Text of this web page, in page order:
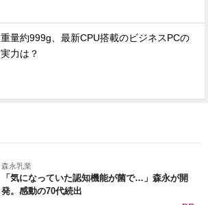
重量約999g、最新CPU搭載のビジネスPCの
実力は？
森永乳業
「気になっていた認知機能が菌で…」森永が開
発。感動の70代続出